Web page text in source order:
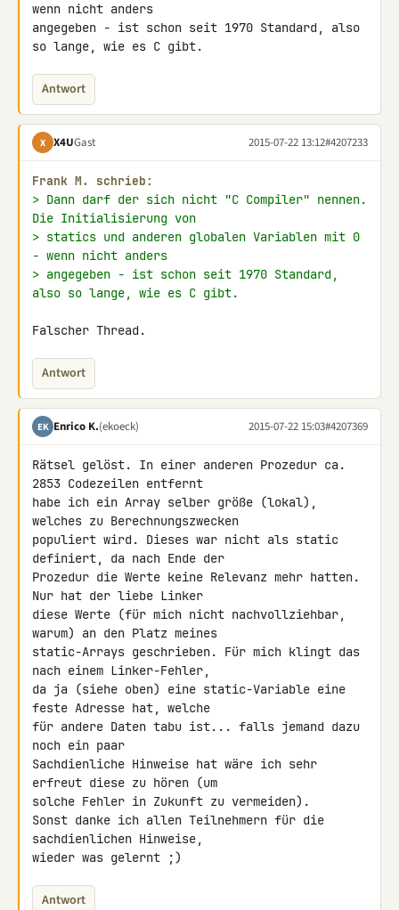
wenn nicht anders
angegeben - ist schon seit 1970 Standard, also
so lange, wie es C gibt.
Antwort
X X4UGast 2015-07-22 13:12#4207233
Frank M. schrieb:
> Dann darf der sich nicht "C Compiler" nennen.
Die Initialisierung von
> statics und anderen globalen Variablen mit 0
- wenn nicht anders
> angegeben - ist schon seit 1970 Standard,
also so lange, wie es C gibt.
Falscher Thread.
Antwort
EK Enrico K.(ekoeck) 2015-07-22 15:03#4207369
Rätsel gelöst. In einer anderen Prozedur ca.
2853 Codezeilen entfernt
habe ich ein Array selber größe (lokal),
welches zu Berechnungszwecken
populiert wird. Dieses war nicht als static
definiert, da nach Ende der
Prozedur die Werte keine Relevanz mehr hatten.
Nur hat der liebe Linker
diese Werte (für mich nicht nachvollziehbar,
warum) an den Platz meines
static-Arrays geschrieben. Für mich klingt das
nach einem Linker-Fehler,
da ja (siehe oben) eine static-Variable eine
feste Adresse hat, welche
für andere Daten tabu ist... falls jemand dazu
noch ein paar
Sachdienliche Hinweise hat wäre ich sehr
erfreut diese zu hören (um
solche Fehler in Zukunft zu vermeiden).
Sonst danke ich allen Teilnehmern für die
sachdienlichen Hinweise,
wieder was gelernt ;)
Antwort